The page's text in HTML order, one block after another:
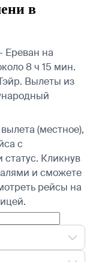
в
Ереван на
8 ч 15 мин.
Вылеты из
(местное),
с
Кликнув
и сможете
рейсы на